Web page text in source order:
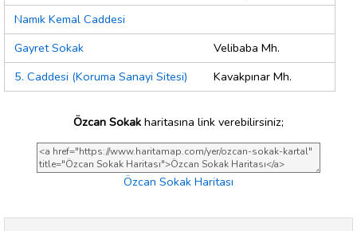
Namık Kemal Caddesi
Gayret Sokak
Velibaba Mh.
5. Caddesi (Koruma Sanayi Sitesi)
Kavakpınar Mh.
Özcan Sokak haritasına link verebilirsiniz;
Özcan Sokak Haritası